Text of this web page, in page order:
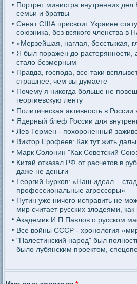
Портрет министра внутренних дел
семьи и братвы
Сенат США присвоит Украине
союзника, без всякого членства в
«Мерзейшая, наглая, бесстыжая,
Я был поражен до растерянности,
стало безмерным
Правда, господа, все-таки
страшнее, чем вы думаете
Почему я никогда больше не
георгиевскую ленту
Политическая активность в
Ядерный блеф России для
Лев Термен - похороненный
Виктор Ерофеев: Как тут жить
Марк Солонин "Как Советский
Китай отказал РФ от расчетов в
даже не деньги
Георгий Бурков: «Наш идеал –
профессиональные агрессоры»
Путин уже ничего исправить не
мир считает русских злодеями,
Академик И.П.Павлов о русском
Все войны СССР - хронология
"Палестинский народ" был
было лубянским проектом,